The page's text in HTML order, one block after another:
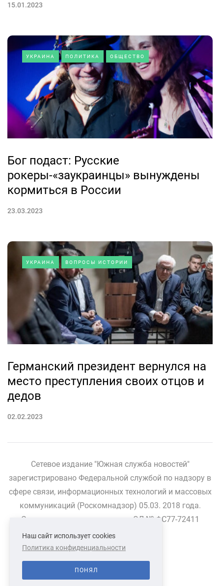
15.01.2023
УКРАИНА ПОЛИТИКА ОБЩЕСТВО
Бог подаст: Русские
рокеры-«заукраинцы» вынуждены
кормиться в России
23.03.2023
УКРАИНА ВОПРОСЫ ИСТОРИИ
Германский президент вернулся на
место преступления своих отцов и
дедов
02.02.2023
Сетевое издание "Южная служба новостей"
зарегистрировано Федеральной службой по надзору в
сфере связи, информационных технологий и массовых
коммуникаций (Роскомнадзор) 05.03. 2018 года.
Свидетельство о регистрации ЭЛ № ФС77-72411
СВЯЗАТЬСЯ С НАМИ
Наш сайт использует cookies
Политика конфиденциальности
ПОНЯЛ